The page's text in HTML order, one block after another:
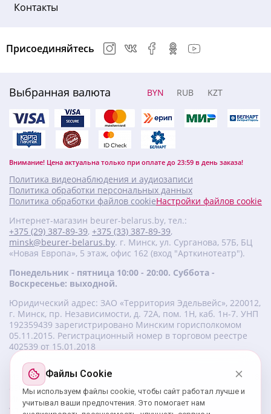
Контакты
Выбранная валюта BYN RUB KZT
Внимание! Цена актуальна только при оплате до 23:59 в день заказа!
Присоединяйтесь
Политика видеонаблюдения и аудиозаписи
Политика обработки персональных данных
Политика обработки файлов cookieНастройки файлов cookie
Интернет-магазин beurer-belarus.by, тел.:
+375 (29) 387-89-39, +375 (33) 387-89-39,
minsk@beurer-belarus.by. г. Минск, ул. Сурганова, 57Б, БЦ
«Новая Европа», 5 этаж, офис 162 (вход "Арткинотеатр").
Понедельник - пятница 10:00 - 20:00. Суббота -
Воскресенье: выходной.
Юридический адрес: ЗАО «Территория Эдельвейс», 220012,
г. Минск, пр. Независимости, д. 72А, пом. 1Н, каб. 1н-7. УНП
‎192359439 зарегистрировано Минским горисполкомом
05.11.2015. Регистрационный номер в торговом реестре
402539 от 15.01.2018
Изготовитель beurer: Бойрер Гмбх, Софлингер штрассе 218,
89077-УЛМ, Германия.
Импортер: ЗАО «Территория Эдельвейс», 220056, г. Минск,
ул. 50 лет Победы, д. 8, пом. 56.
Файлы Cookie
Мы используем файлы cookie, чтобы сайт работал лучше и
учитывал ваши предпочтения. Это помогает нам